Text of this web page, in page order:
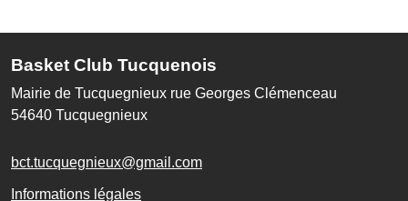
Basket Club Tucquenois
Mairie de Tucquegnieux rue Georges Clémenceau
54640 Tucquegnieux
bct.tucquegnieux@gmail.com
Informations légales